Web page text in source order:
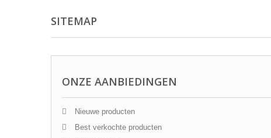
SITEMAP
ONZE AANBIEDINGEN
Nieuwe producten
Best verkochte producten